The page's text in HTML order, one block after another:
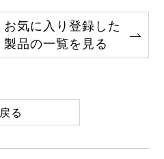
お気に入り登録した
製品の一覧を見る
戻る